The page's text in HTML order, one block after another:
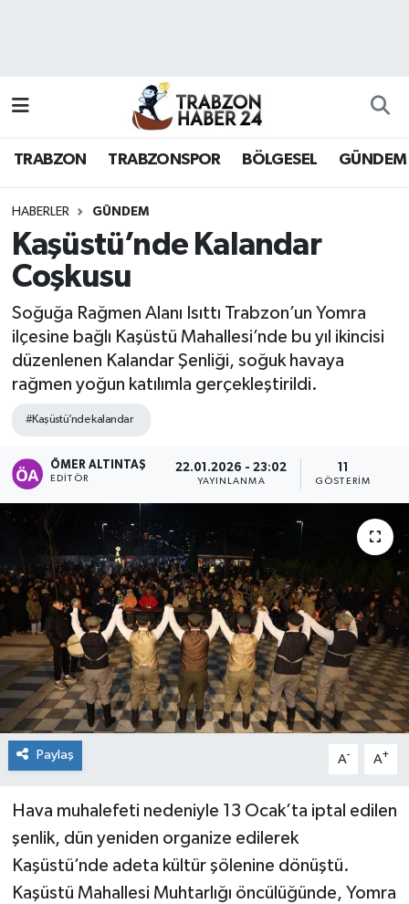
TRABZON TRABZONSPOR BÖLGESEL GÜNDEM
HABERLER GÜNDEM
Kaşüstü’nde Kalandar
Coşkusu
Soğuğa Rağmen Alanı Isıttı Trabzon’un Yomra
ilçesine bağlı Kaşüstü Mahallesi’nde bu yıl ikincisi
düzenlenen Kalandar Şenliği, soğuk havaya
rağmen yoğun katılımla gerçekleştirildi.
#Kaşüstü’nde kalandar
ÖMER ALTINTAŞ
EDITÖR
22.01.2026 - 23:02
YAYINLANMA
11
GÖSTERIM
Paylaş A- A+
Hava muhalefeti nedeniyle 13 Ocak’ta iptal edilen
şenlik, dün yeniden organize edilerek
Kaşüstü’nde adeta kültür şölenine dönüştü.
Kaşüstü Mahallesi Muhtarlığı öncülüğünde, Yomra
Hava Durumu
Namaz Vakitleri
Trafik Durumu
Süper Lig Puan Durumu ve Fikstür
Son Dakika Haberleri
Haber Arşivi